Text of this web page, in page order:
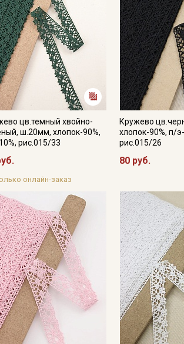
цв.темный хвойно-
ш.20мм, хлопок-90%,
рис.015/33
онлайн-заказ
Кружево
хлопок-90%, п/
рис.015/26
80 руб.
рассылка от
Купава
здесь дополнительные
и скидки до 30% на узкие
категории тканей
Подписаться